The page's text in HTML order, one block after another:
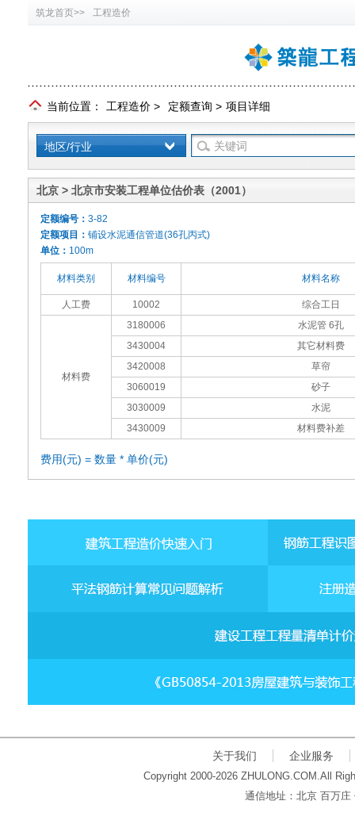
筑龙首页>> 工程造价
当前位置： 工程造价 > 定额查询 > 项目详细
地区/行业
北京 > 北京市安装工程单位估价表（2001）
定额编号： 3-82
定额项目： 铺设水泥通信管道(36孔丙式)
单位： 100m
材料类别 材料编号 材料名称
人工费 10002 综合工日
材料费
3180006
水泥管 6孔
3430004
其它材料费
3420008
草帘
3060019
砂子
3030009
水泥
3430009
材料费补差
费用(元) = 数量 * 单价(元)
关于我们 企业服务
Copyright 2000-2026 ZHULONG.COM.All
通信地址：北京 百万